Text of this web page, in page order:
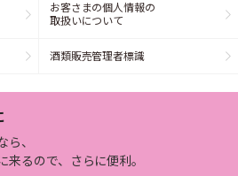
お客さまの個人情報の
取扱いについて
酒類販売管理者標識
ら、
来るので、さらに便利。